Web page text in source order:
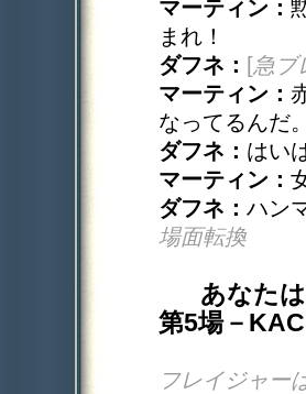
マーティン：
まれ！
ダフネ： [急ブ
マーティン：
なってるんだ
ダフネ： はい
マーティン：
ダフネ： ハン
場面転換
あなた
第5場－
フレイジャー